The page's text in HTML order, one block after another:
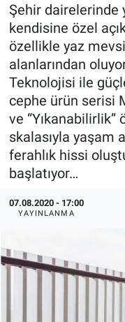
Şehir dairelerinde
kendisine özel
özellikle yaz
alanlarından
Teknolojisi ile
cephe ürün serisi
ve
skalasıyla yaşam
ferahlık hissi
başlatıyor…
07.08.2020 - 17:00
YAYINLANMA
HaberOrtak
EndüstriST
Enerjisini
Endüstri 4.0
Ağır Sanayi